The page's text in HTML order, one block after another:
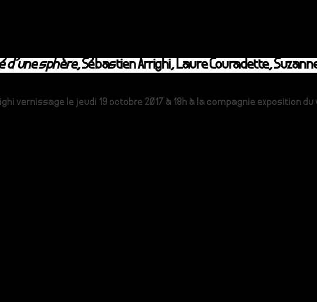
d’une sphère, Sébastien Arrighi, Laure Couradette,
vernissage le jeudi 19 octobre 2017 à 18h à la compagnie exposition